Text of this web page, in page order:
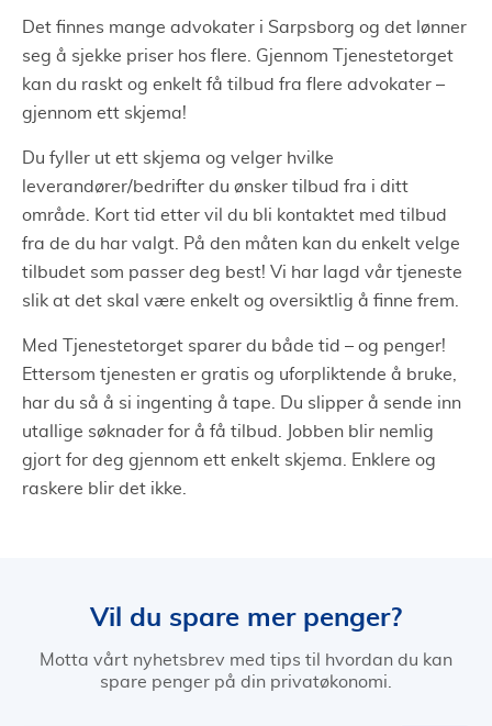
Det finnes mange advokater i Sarpsborg og det lønner
seg å sjekke priser hos flere. Gjennom Tjenestetorget
kan du raskt og enkelt få tilbud fra flere advokater –
gjennom ett skjema!
Du fyller ut ett skjema og velger hvilke
leverandører/bedrifter du ønsker tilbud fra i ditt
område. Kort tid etter vil du bli kontaktet med tilbud
fra de du har valgt. På den måten kan du enkelt velge
tilbudet som passer deg best! Vi har lagd vår tjeneste
slik at det skal være enkelt og oversiktlig å finne frem.
Med Tjenestetorget sparer du både tid – og penger!
Ettersom tjenesten er gratis og uforpliktende å bruke,
har du så å si ingenting å tape. Du slipper å sende inn
utallige søknader for å få tilbud. Jobben blir nemlig
gjort for deg gjennom ett enkelt skjema. Enklere og
raskere blir det ikke.
Vil du spare mer penger?
Motta vårt nyhetsbrev med tips til hvordan du kan
spare penger på din privatøkonomi.